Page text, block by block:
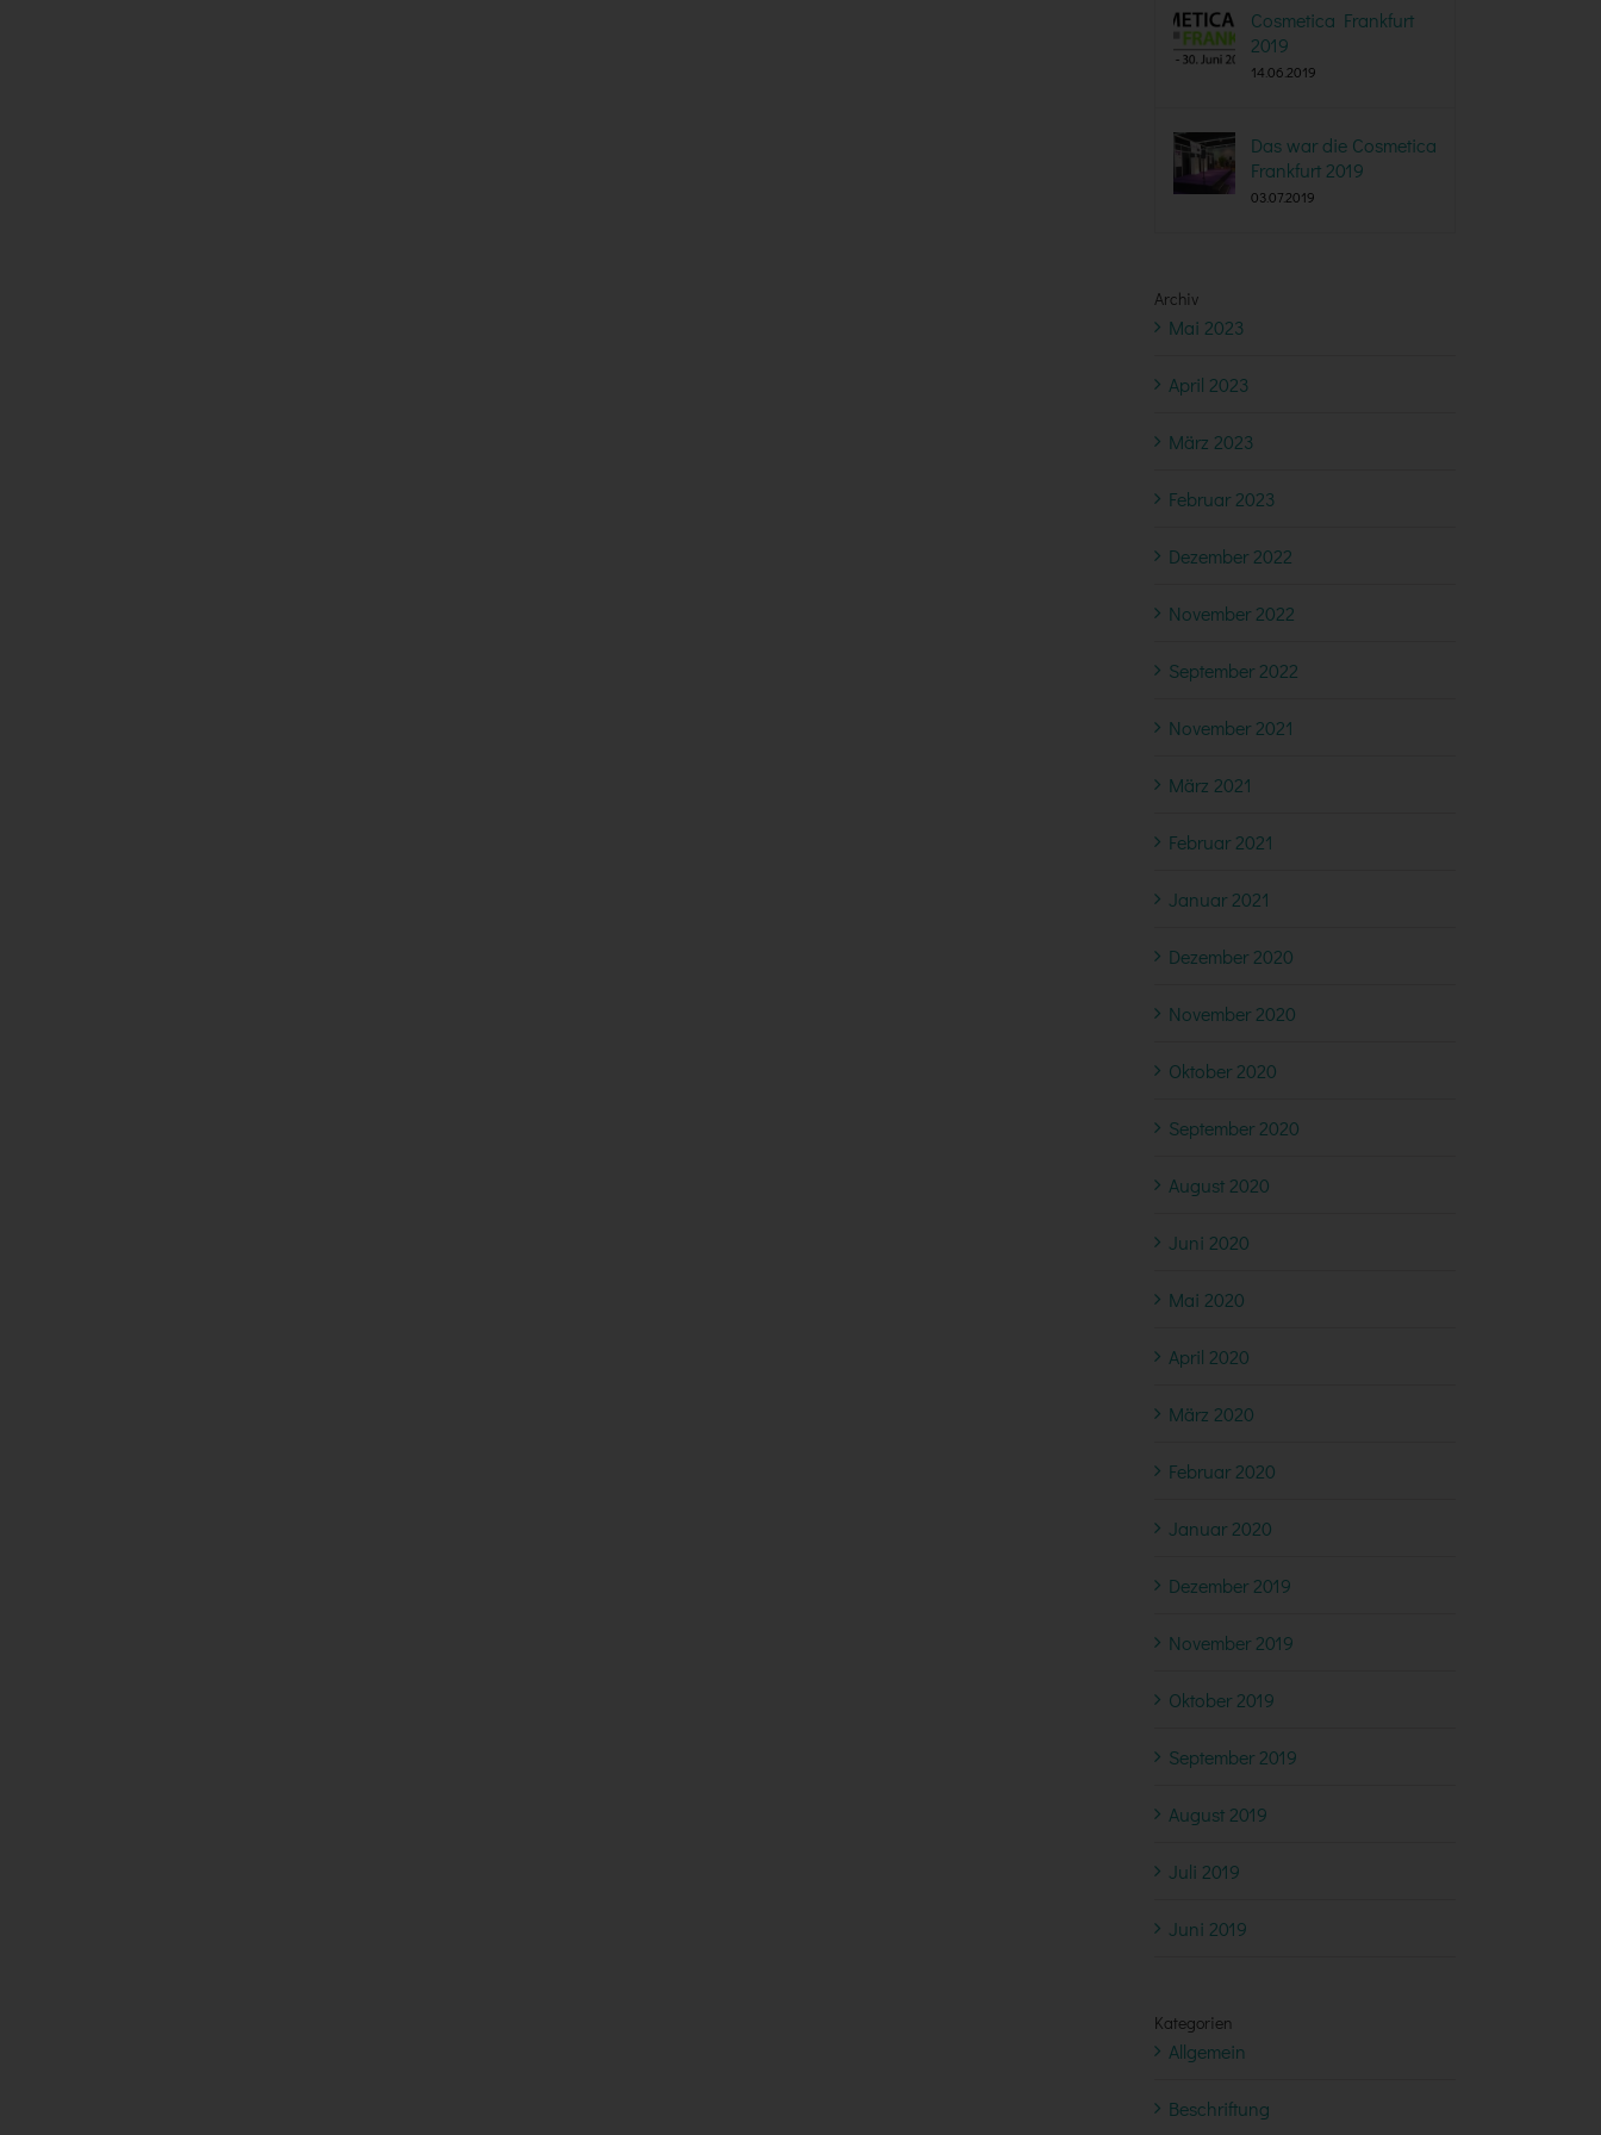
Cosmetica Frankfurt
2019
14.06.2019
Das war die Cosmetica
Frankfurt 2019
03.07.2019
Archiv
Mai 2023
April 2023
März 2023
Februar 2023
Dezember 2022
November 2022
September 2022
November 2021
März 2021
Februar 2021
Januar 2021
Dezember 2020
November 2020
Oktober 2020
September 2020
August 2020
Juni 2020
Mai 2020
April 2020
März 2020
Februar 2020
Januar 2020
Dezember 2019
November 2019
Oktober 2019
September 2019
August 2019
Juli 2019
Juni 2019
Kategorien
Allgemein
Beschriftung